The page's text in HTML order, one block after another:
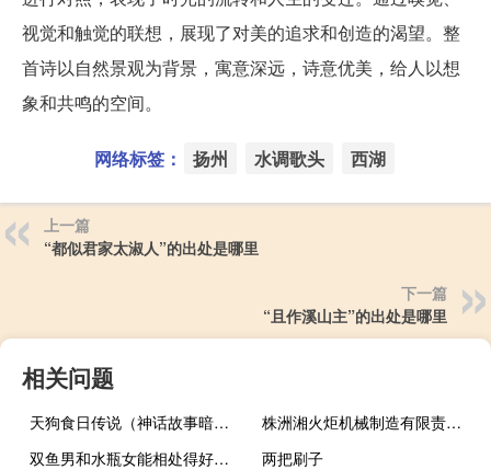
视觉和触觉的联想，展现了对美的追求和创造的渴望。整
首诗以自然景观为背景，寓意深远，诗意优美，给人以想
象和共鸣的空间。
网络标签： 扬州 水调歌头 西湖
上一篇
“都似君家太淑人”的出处是哪里
下一篇
“且作溪山主”的出处是哪里
相关问题
天狗食日传说（神话故事暗示什么）
株洲湘火炬机械制造有限责任公司(关于株洲湘火炬机械制造有限责任公司的简介)
双鱼男和水瓶女能相处得好么（缘分如何）
两把刷子